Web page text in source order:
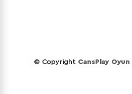
© Copyright CansPlay Oyun